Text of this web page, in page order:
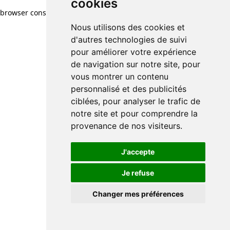
cookies
Nous utilisons des cookies et
d'autres technologies de suivi
pour améliorer votre expérience
de navigation sur notre site, pour
vous montrer un contenu
personnalisé et des publicités
ciblées, pour analyser le trafic de
notre site et pour comprendre la
provenance de nos visiteurs.
J'accepte
Je refuse
Changer mes préférences
browser console for more information)